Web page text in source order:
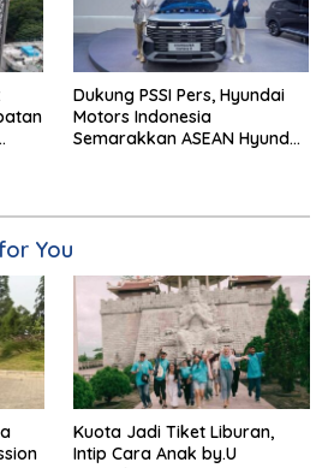
Dukung PSSI Pers, Hyundai
Motors Indonesia
Semarakkan ASEAN Hyundai
You
Kuota Jadi Tiket Liburan,
Intip Cara Anak by.U